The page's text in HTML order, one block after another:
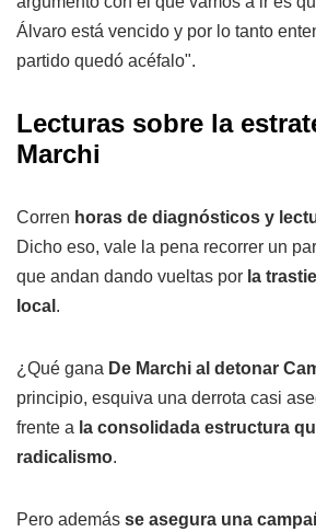
Álvaro está vencido y por lo tanto
partido quedó acéfalo".
Lecturas sobre la
Marchi
Corren horas de diagnósticos y
Dicho eso, vale la pena recorrer un
que andan dando vueltas por la
local .
¿Qué gana De Marchi al detonar
principio, esquiva una derrota casi
frente a la consolidada estructura
radicalismo.
Pero además se asegura una